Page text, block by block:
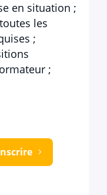
en situation ;
les
;
;